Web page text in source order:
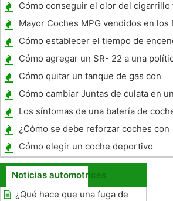
Dodge Dakota
Cómo conseguir el olor del cigarrillo
de un coche de A /C
Mayor Coches MPG vendidos en los
Cómo establecer el tiempo de
en un bloque pequeño Ford
Cómo agregar un SR- 22 a una
tengo
Cómo quitar un tanque de gas con
revestimiento de plástico
Cómo cambiar Juntas de culata en
3000GT
Los síntomas de una batería de
¿Cómo se debe reforzar coches con
bombillas halógenas con sistema de
descarga de alta intesity
Cómo elegir un coche deportivo
Noticias automotrices
¿Qué hace que una fuga de